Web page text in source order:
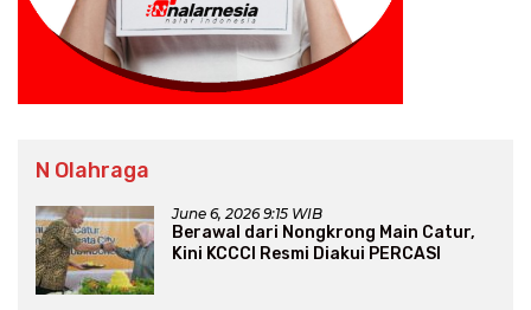
N Olahraga
June 6, 2026 9:15 WIB
Berawal dari Nongkrong Main Catur,
Kini KCCCI Resmi Diakui PERCASI